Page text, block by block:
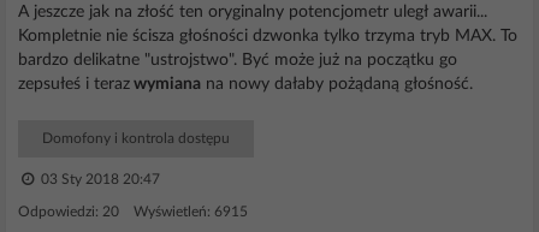
A jeszcze jak na złość ten oryginalny potencjometr uległ awarii...
Kompletnie nie ścisza głośności dzwonka tylko trzyma tryb MAX. To
bardzo delikatne "ustrojstwo". Być może już na początku go
zepsułeś i teraz wymiana na nowy dałaby pożądaną głośność.
Domofony i kontrola dostępu
03 Sty 2018 20:47
Odpowiedzi: 20 Wyświetleń: 6915